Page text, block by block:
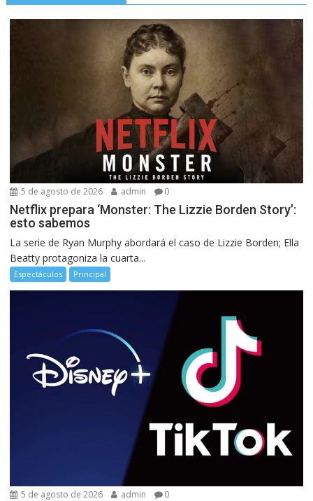
5 de agosto de 2026 admin 0
Netflix prepara ‘Monster: The Lizzie Borden Story’:
esto sabemos
La serie de Ryan Murphy abordará el caso de Lizzie Borden; Ella
Beatty protagoniza la cuarta...
Espectáculos Principal
5 de agosto de 2026 admin 0